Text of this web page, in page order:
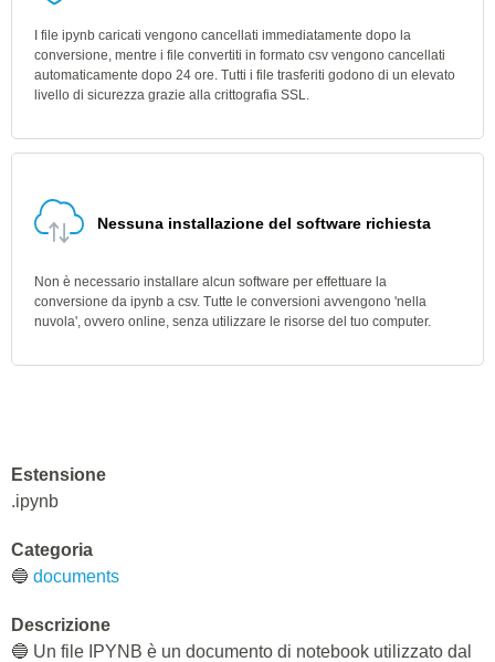
I file ipynb caricati vengono cancellati immediatamente dopo la
conversione, mentre i file convertiti in formato csv vengono cancellati
automaticamente dopo 24 ore. Tutti i file trasferiti godono di un elevato
livello di sicurezza grazie alla crittografia SSL.
Nessuna installazione del software richiesta
Non è necessario installare alcun software per effettuare la
conversione da ipynb a csv. Tutte le conversioni avvengono 'nella
nuvola', ovvero online, senza utilizzare le risorse del tuo computer.
Estensione
.ipynb
Categoria
🔵 documents
Descrizione
🔵 Un file IPYNB è un documento di notebook utilizzato dal